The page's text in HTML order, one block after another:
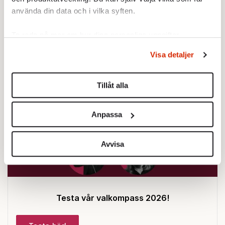
använda din data och i vilka syften.
Du kan ändra eller dra tillbaka ditt samtycke när som
helst från cookie-förklaringen.
Vi använder enhetsidentifierare för att anpassa innehållet
för sociala medier och analysera vår trafik. Vi
vidarebefordrar även sådana identifierare och annan
information från din enhet till de sociala medier och
annons- och analysföretag som vi samarbetar med.
Dessa kan i sin tur kombinera informationen med annan
information som du har tillhandahållit eller som de har
Om du vill läsa mer om hur vi hanterar personuppgifter
kan du göra dethär
Visa detaljer
Tillåt alla
Anpassa
Avvisa
Publicerad 2022-10-05
Testa vår valkompass 2026!